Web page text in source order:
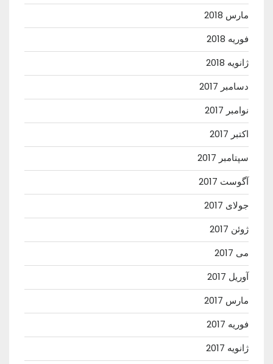
مارس 2018
فوریه 2018
ژانویه 2018
دسامبر 2017
نوامبر 2017
اکتبر 2017
سپتامبر 2017
آگوست 2017
جولای 2017
ژوئن 2017
می 2017
آوریل 2017
مارس 2017
فوریه 2017
ژانویه 2017